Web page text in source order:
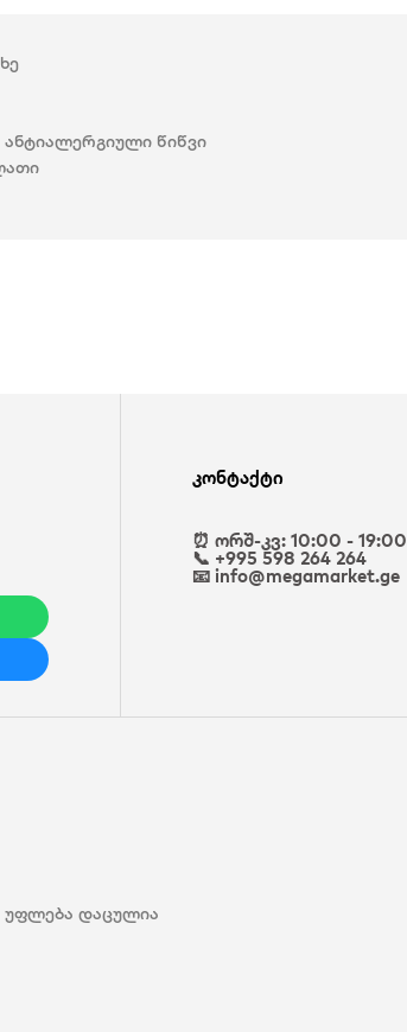
წიწვი
კონტაქტი
⏰ ორშ-კვ: 10:00 - 19:00
📞 +995 598 264 264
📧 info@megamarket.ge
უფლება დაცულია